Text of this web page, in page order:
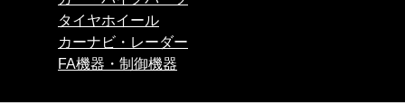
タイヤホイール
カーナビ・レーダー
FA機器・制御機器